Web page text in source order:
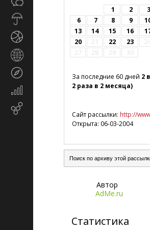
Экономика
маркетинг
1 2 3
6
7 8 9
13
14 15 16
20
21 22 23
27
28 29 30
За последние 60 дней 2
2 раза в 2 месяца)
Сайт рассылки: http://
Открыта: 06-03-2004
Автор
AdMe.ru
Статистика